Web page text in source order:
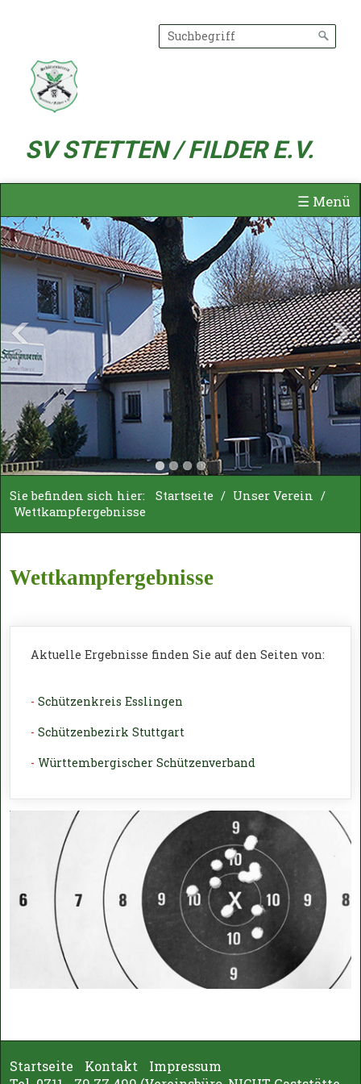
SV STETTEN / FILDER E.V.
☰ Menü
Sie befinden sich hier: Startseite / Unser Verein /
Wettkampfergebnisse
Wettkampfergebnisse
Aktuelle Ergebnisse finden Sie auf den Seiten von:
- Schützenkreis Esslingen
- Schützenbezirk Stuttgart
- Württembergischer Schützenverband
Startseite Kontakt
Impressum